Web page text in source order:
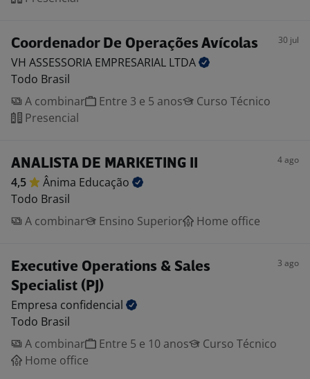
Coordenador De Operações Avícolas 30 jul
VH ASSESSORIA EMPRESARIAL LTDA
Todo Brasil
A combinar
Entre 3 e 5 anos
Curso Técnico
Presencial
ANALISTA DE MARKETING II 4 ago
4,5 Ânima Educação
Todo Brasil
A combinar
Ensino Superior Home office
Executive Operations & Sales
Specialist (PJ)
3 ago
Empresa confidencial
Todo Brasil
A combinar
Entre 5 e 10 anos
Curso Técnico
Home office